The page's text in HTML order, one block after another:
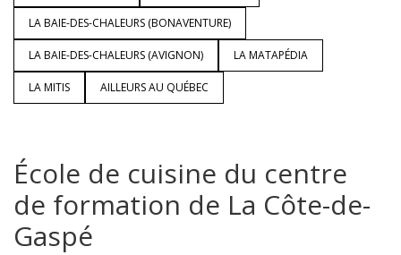
LA BAIE-DES-CHALEURS (BONAVENTURE)
LA BAIE-DES-CHALEURS (AVIGNON) LA MATAPÉDIA
LA MITIS AILLEURS AU QUÉBEC
École de cuisine du centre
de formation de La Côte-de-
Gaspé